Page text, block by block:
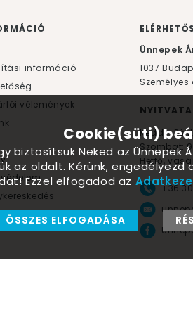
információ
vélemények
Környezetbarát lufik
Ünnepek
1037
Kedd -
Szombat:
Hétfő,
+36
Cookie(süti)
biztosítsuk Neked az
az oldalt. Kérünk, engedélyezd
Ezzel elfogadod az
ÖSSZES ELFOGADÁSA